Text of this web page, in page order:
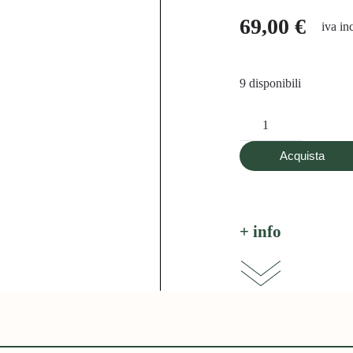
69,00 € iva
9 disponibili
Tenuta
Fontodi,
Chianti
Vigna
del
Sorbo
ml
Acquista
+ info